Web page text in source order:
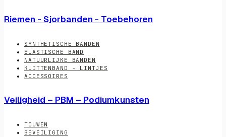
Riemen - Sjorbanden - Toebehoren
SYNTHETISCHE BANDEN
ELASTISCHE BAND
NATUURLIJKE BANDEN
KLITTENBAND - LINTJES
ACCESSOIRES
Veiligheid – PBM – Podiumkunsten
TOUWEN
BEVEILIGING